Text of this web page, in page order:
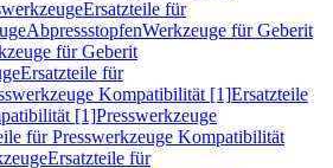
Ersatzteile für
AbpressstopfenWerkzeuge für Geberit
für Geberit
Ersatzteile für
Kompatibilität [1]Ersatzteile
[1]Presswerkzeuge
für Presswerkzeuge Kompatibilität
Ersatzteile für